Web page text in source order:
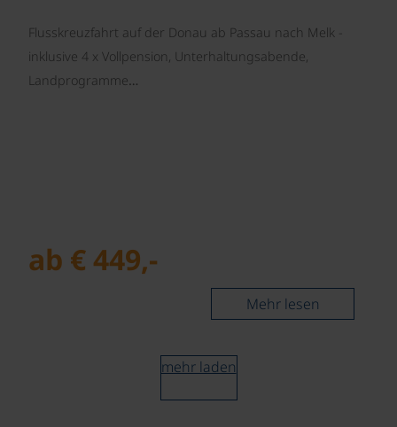
Flusskreuzfahrt auf der Donau ab Passau nach Melk -
inklusive 4 x Vollpension, Unterhaltungsabende,
Landprogramme…
ab € 449,-
Mehr lesen
mehr laden